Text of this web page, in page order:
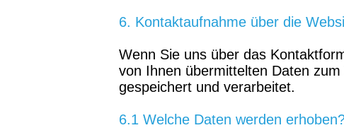
6. Kontaktaufnahme über die
Wenn Sie uns über das
von Ihnen übermittelten Daten
gespeichert und verarbeitet.
6.1 Welche Daten werden